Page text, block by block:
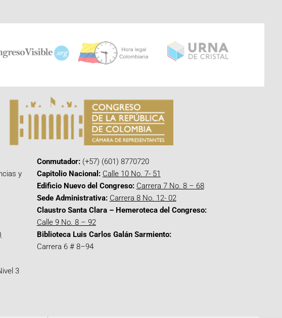
y
3
Conmutador:(+57) (601) 8770720
Capitolio Nacional: Calle 10 No. 7- 51
Edificio Nuevo del Congreso: Carrera 7 No. 8 – 68
Sede Administrativa: Carrera 8 No. 12- 02
Claustro Santa Clara – Hemeroteca del Congreso:
Calle 9 No. 8 – 92
Biblioteca Luis Carlos Galán Sarmiento:
Carrera 6 # 8–94